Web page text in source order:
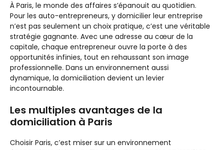
À Paris, le monde des affaires s’épanouit au quotidien.
Pour les auto-entrepreneurs, y domicilier leur entreprise
n’est pas seulement un choix pratique, c’est une véritable
stratégie gagnante. Avec une adresse au cœur de la
capitale, chaque entrepreneur ouvre la porte à des
opportunités infinies, tout en rehaussant son image
professionnelle. Dans un environnement aussi
dynamique, la domiciliation devient un levier
incontournable.
Les multiples avantages de la
domiciliation à Paris
Choisir Paris, c’est miser sur un environnement